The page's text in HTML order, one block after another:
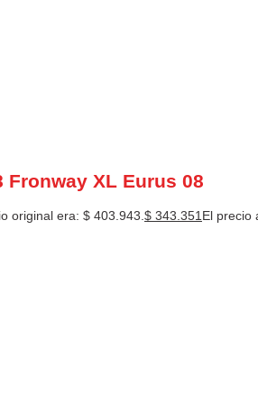
Fronway XL Eurus 08
original era: $ 403.943.$ 343.351El precio